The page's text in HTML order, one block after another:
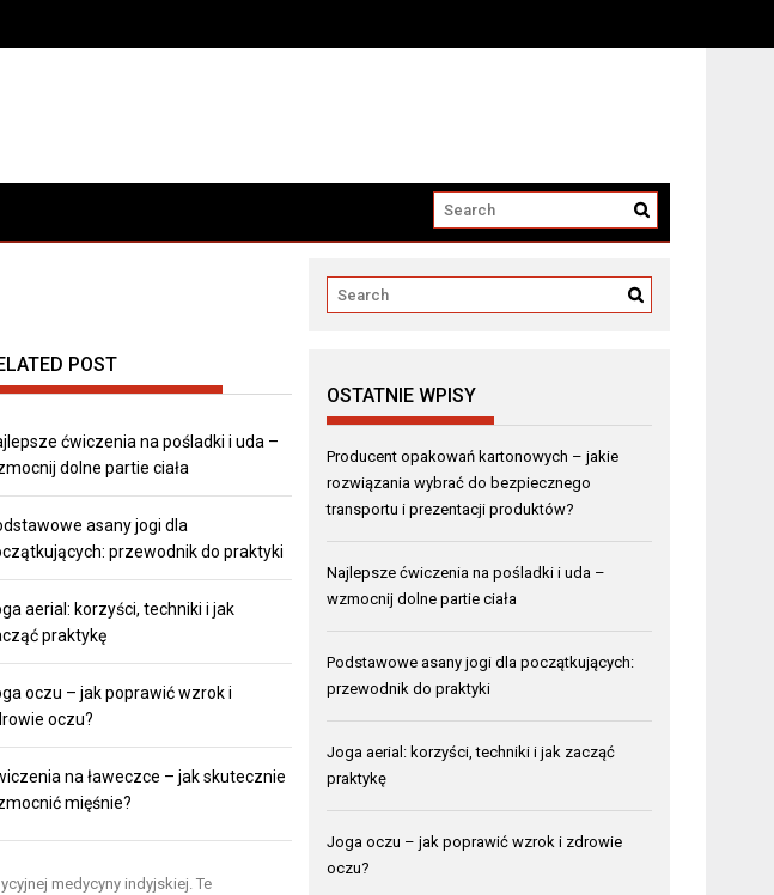
transportu i prezentacji produktów?
POST
ćwiczenia na pośladki i uda –
dolne partie ciała
asany jogi dla
przewodnik do praktyki
aerial: korzyści, techniki i jak
praktykę
oczu – jak poprawić wzrok i
oczu?
na ławeczce – jak skutecznie
mięśnie?
medycyny indyjskiej. Te
OSTATNIE WPISY
Producent opakowań kartonowych – jakie
rozwiązania wybrać do bezpiecznego
transportu i prezentacji produktów?
Najlepsze ćwiczenia na pośladki i uda –
wzmocnij dolne partie ciała
Podstawowe asany jogi dla początkujących:
przewodnik do praktyki
Joga aerial: korzyści, techniki i jak zacząć
praktykę
Joga oczu – jak poprawić wzrok i zdrowie
oczu?